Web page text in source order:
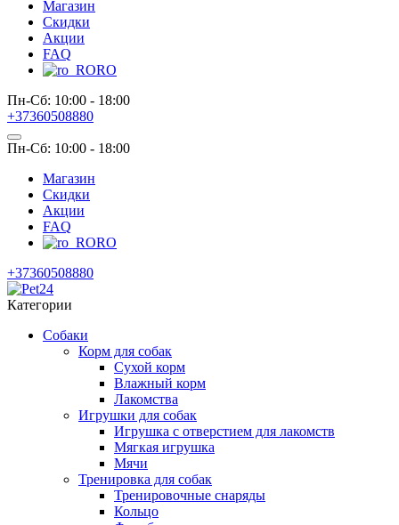
Магазин
Скидки
Акции
FAQ
RO
Пн-Сб: 10:00 - 18:00
+37360508880
Пн-Сб: 10:00 - 18:00
Магазин
Скидки
Акции
FAQ
RO
+37360508880
Категории
Собаки
Корм для собак
Сухой корм
Влажный корм
Лакомства
Игрушки для собак
Игрушка с отверстием для лакомств
Мягкая игрушка
Мячи
Тренировка для собак
Тренировочные снаряды
Кольцо